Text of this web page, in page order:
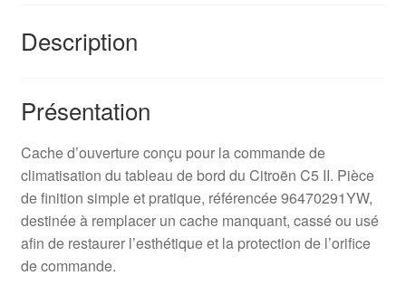
Description
Présentation
Cache d’ouverture conçu pour la commande de
climatisation du tableau de bord du Citroën C5 II. Pièce
de finition simple et pratique, référencée 96470291YW,
destinée à remplacer un cache manquant, cassé ou usé
afin de restaurer l’esthétique et la protection de l’orifice
de commande.